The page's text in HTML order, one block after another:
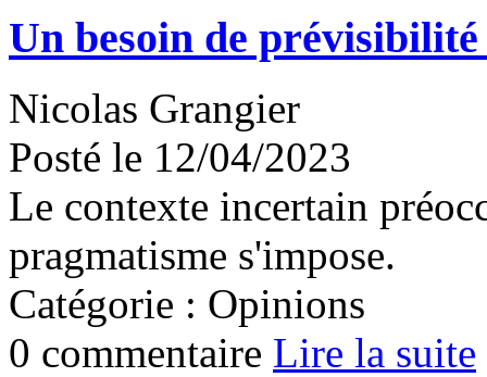
Un besoin de
Nicolas Grangier
Posté le 12/04/2023
Le contexte incertain
pragmatisme s'impose.
Catégorie : Opinions
0 commentaire Lire la suite